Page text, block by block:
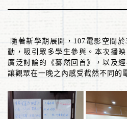
隨著新學期展開， 107電影空間於
動，吸引眾多學生參與。本次播
廣泛討論的《驀然回首》，以及
讓觀眾在一晚之內感受截然不同的